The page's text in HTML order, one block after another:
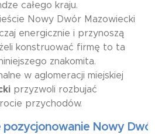
całego kraju.
Nowy Dwór Mazowiecki
energicznie i przynoszą
konstruować firmę to ta
znakomita.
w aglomeracji miejskiej
przyzwoli rozbujać
przychodów.
Nowy Dwór